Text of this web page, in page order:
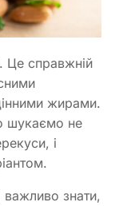
Це справжній
жирами.
шукаємо не
і
знати,